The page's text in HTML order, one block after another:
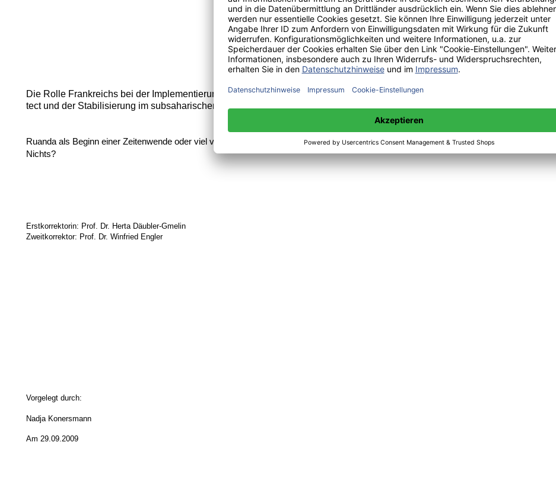
Die Rolle Frankreichs bei der Implementierung der Responsibility to Pro-
tect und der Stabilisierung im subsaharischen Afrika
Ruanda als Beginn einer Zeitenwende oder viel völkerrechtlicher Lärm um
Nichts?
Erstkorrektorin: Prof. Dr. Herta Däubler-Gmelin
Zweitkorrektor: Prof. Dr. Winfried Engler
Vorgelegt durch:
Nadja Konersmann
Am 29.09.2009